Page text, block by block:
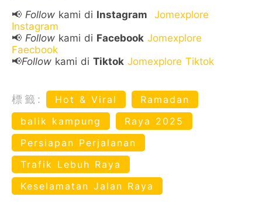
📢 Follow kami di Instagram
Jomexplore
Instagram
📢 Follow kami di Facebook Jomexplore
Faecbook
📢Follow kami di Tiktok Jomexplore Tiktok
標籤: Hot & Viral
Ramadan
balik kampung
Raya 2025
Persiapan Perjalanan
Trafik Lebuh Raya
Keselamatan Jalan Raya